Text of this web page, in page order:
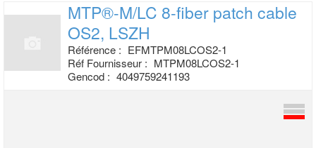
MTP®-M/LC 8-fiber patch cable
OS2, LSZH
Référence : EFMTPM08LCOS2-1
Réf Fournisseur : MTPM08LCOS2-1
Gencod : 4049759241193